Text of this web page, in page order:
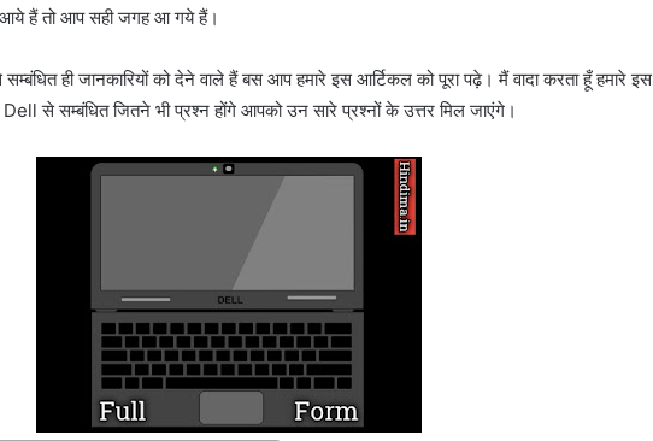
आये हैं तो आप सही जगह आ गये हैं।
ही जानकारियों को देने वाले हैं बस आप हमारे इस आर्टिकल को पूरा पढ़े। मैं वादा करता हूँ हमारे इस
से सम्बंधित जितने भी प्रश्न होंगे आपको उन सारे प्रश्नों के उत्तर मिल जाएंगे।